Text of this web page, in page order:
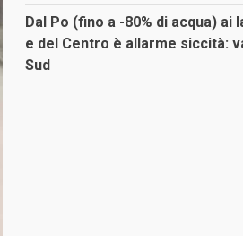
Dal Po (fino a -80% di acqua) ai
e del Centro è allarme siccità:
Sud